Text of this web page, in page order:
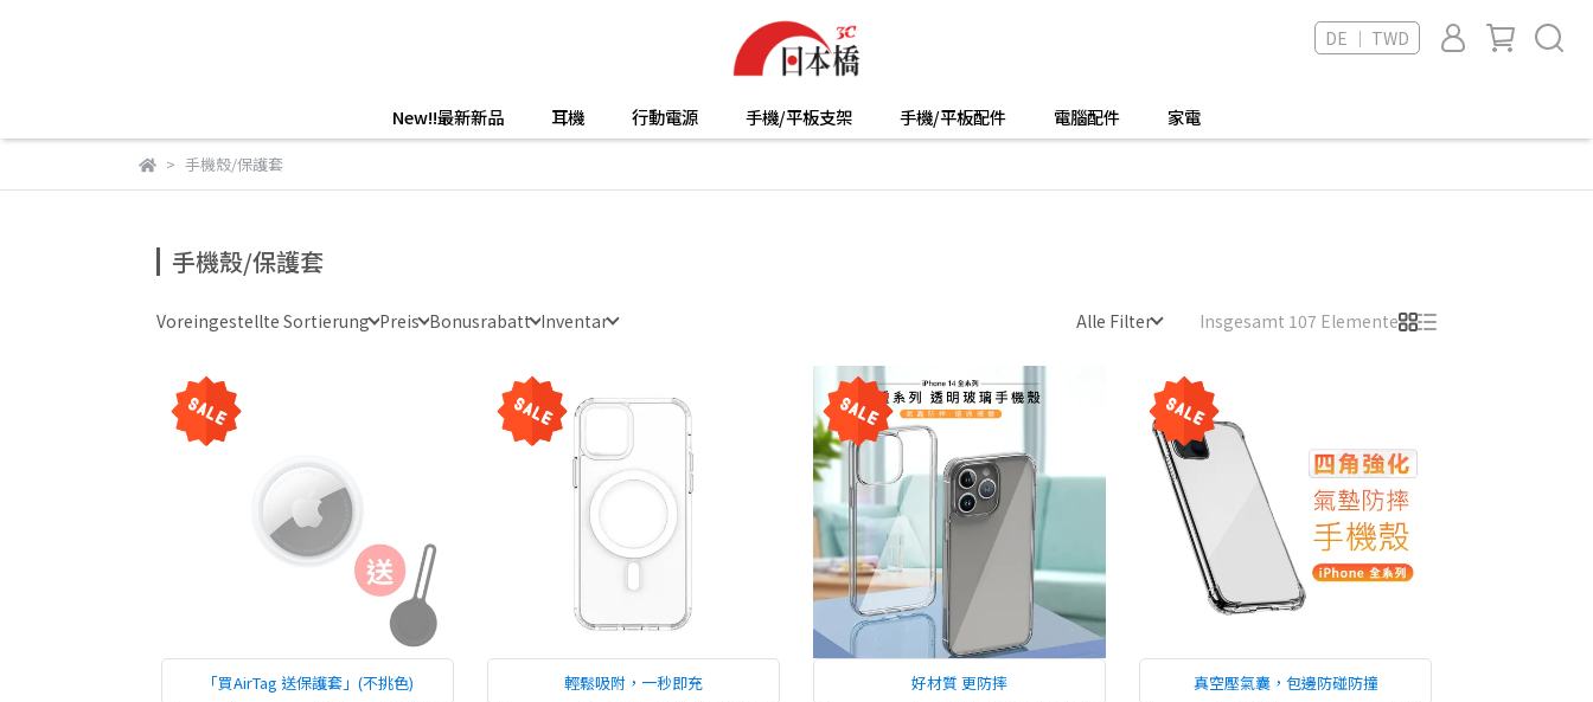
DE ｜ TWD
New!!最新新品 耳機 行動電源 手機/平板支架 手機/平板配件 電腦配件 家電
手機殼/保護套
手機殼/保護套
Voreingestellte Sortierung Preis Bonusrabatt Inventar Alle Filter Insgesamt 107 Elemente
「買AirTag 送保護套」(不挑色) 輕鬆吸附，一秒即充 好材質 更防摔 真空壓氣囊，包邊防碰防撞